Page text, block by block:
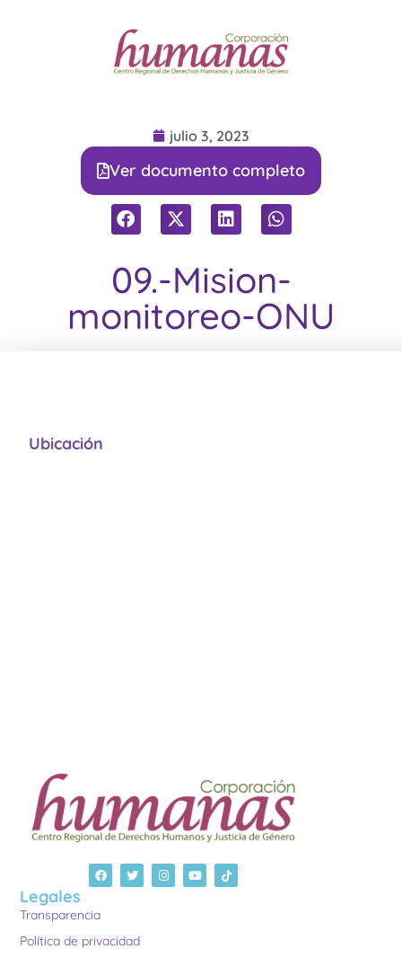
09.-Mision-
monitoreo-ONU
julio 3, 2023
Ver documento completo
Legales
Transparencia
Política de privacidad
Ubicación